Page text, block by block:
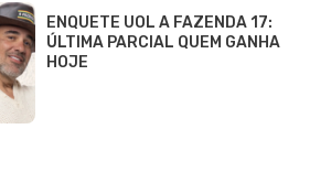
ENQUETE UOL A FAZENDA 17:
ÚLTIMA PARCIAL QUEM GANHA
HOJE